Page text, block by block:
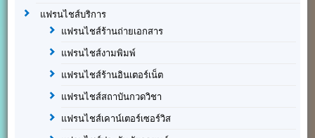
แฟรนไชส์บริการ
แฟรนไชส์ร้านถ่ายเอกสาร
แฟรนไชส์งามพิมพ์
แฟรนไชส์ร้านอินเตอร์เน็ต
แฟรนไชส์สถาบันกวดวิชา
แฟรนไชส์เคาน์เตอร์เซอร์วิส